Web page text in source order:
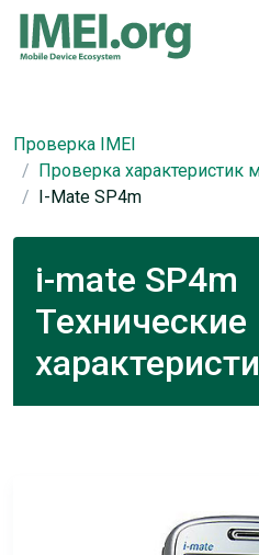
Проверка IMEI
Проверка характеристик
I-Mate SP4m
i-mate SP4m
Технические